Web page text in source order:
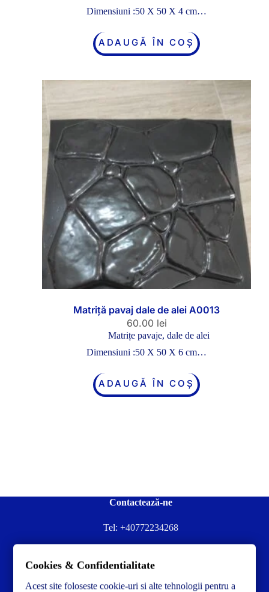
Dimensiuni :50 X 50 X 4 cm…
ADAUGĂ ÎN COȘ
Matriță pavaj dale de alei A0013
60.00 lei
Matrițe pavaje, dale de alei
Dimensiuni :50 X 50 X 6 cm…
ADAUGĂ ÎN COȘ
Contactează-ne
Tel: +40772234268
Contacteză-ne la:✉️contact@concrete-forma.com
Cookies & Confidentialitate
Acest site foloseste cookie-uri si alte tehnologii pentru a